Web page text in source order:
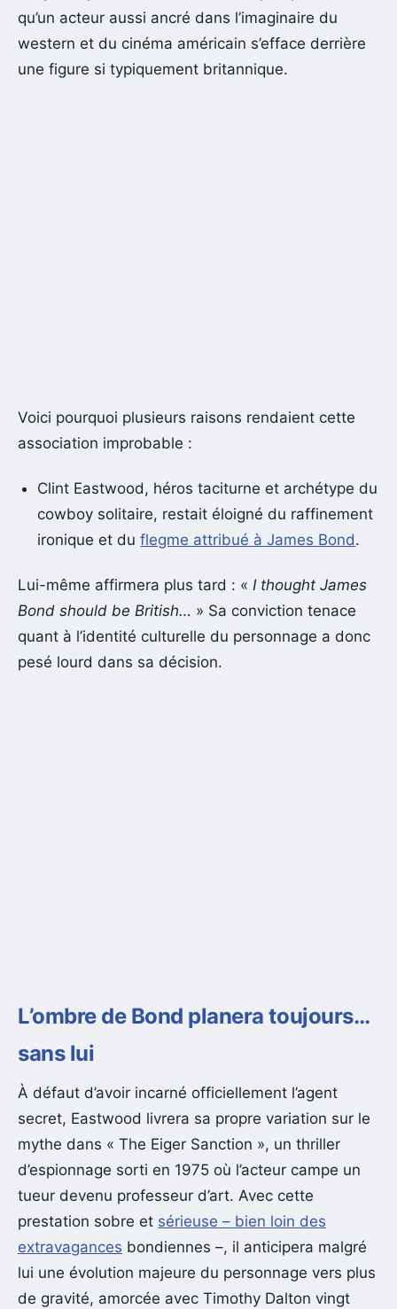
qu’un acteur aussi ancré dans l’imaginaire du
western et du cinéma américain s’efface derrière
une figure si typiquement britannique.
Voici pourquoi plusieurs raisons rendaient cette
association improbable :
Clint Eastwood, héros taciturne et archétype du
cowboy solitaire, restait éloigné du raffinement
ironique et duflegme attribué à James Bond.
Lui-même affirmera plus tard : « I thought James
Bond should be British… » Sa conviction tenace
quant à l’identité culturelle du personnage a donc
pesé lourd dans sa décision.
L’ombre de Bond planera toujours…
sans lui
À défaut d’avoir incarné officiellement l’agent
secret, Eastwood livrera sa propre variation sur le
mythe dans « The Eiger Sanction », un thriller
d’espionnage sorti en 1975 où l’acteur campe un
tueur devenu professeur d’art. Avec cette
prestation sobre et sérieuse – bien loin des
extravagances bondiennes –, il anticipera malgré
lui une évolution majeure du personnage vers plus
de gravité, amorcée avec Timothy Dalton vingt